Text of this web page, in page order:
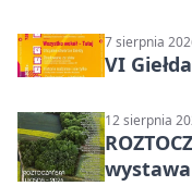
7 sierpnia
VI
12 sierpnia